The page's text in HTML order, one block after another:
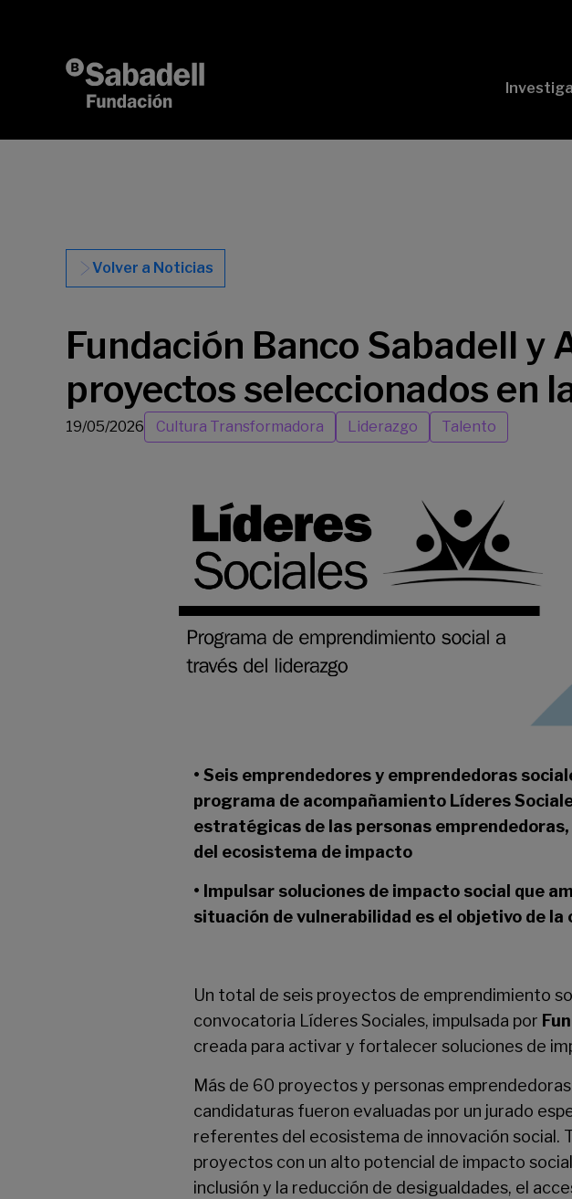
Volver a Noticias
Fundación Banco Sabadell y
proyectos seleccionados en
19/05/2026 Cultura Transformadora Liderazgo Talento
• Seis emprendedores y emprendedoras
programa de acompañamiento Líderes
estratégicas de las personas
del ecosistema de impacto
• Impulsar soluciones de impacto social que
situación de vulnerabilidad es el objetivo de la
Un total de seis proyectos de emprendimiento
convocatoria Líderes Sociales, impulsada por
creada para activar y fortalecer soluciones de
Más de 60 proyectos y personas
candidaturas fueron evaluadas por un jurado
referentes del ecosistema de innovación social.
proyectos con un alto potencial de impacto
inclusión y la reducción de desigualdades, el